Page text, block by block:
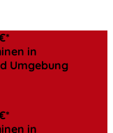
in
Umgebung
in